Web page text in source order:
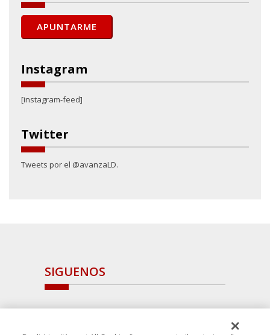
Instagram
[instagram-feed]
Twitter
Tweets por el @avanzaLD.
SIGUENOS